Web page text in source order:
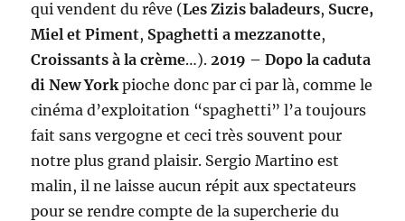
qui vendent du rêve (Les Zizis baladeurs, Sucre,
Miel et Piment, Spaghetti a mezzanotte,
Croissants à la crème…). 2019 – Dopo la caduta
di New York pioche donc par ci par là, comme le
cinéma d’exploitation “spaghetti” l’a toujours
fait sans vergogne et ceci très souvent pour
notre plus grand plaisir. Sergio Martino est
malin, il ne laisse aucun répit aux spectateurs
pour se rendre compte de la supercherie du